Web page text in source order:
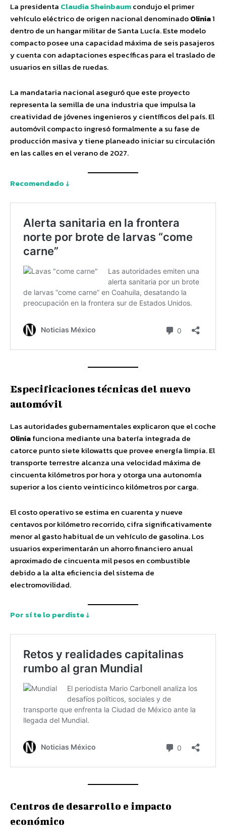
La presidenta Claudia Sheinbaumcondujo el primer
vehículo eléctrico de origen nacional denominadoOlinia1
dentro de un hangar militar de Santa Lucía. Este modelo
compacto posee una capacidad máxima de seis pasajeros
y cuenta con adaptaciones específicas para el traslado de
usuarios en sillas de ruedas.
La mandataria nacional aseguró que este proyecto
representa la semilla de una industria que impulsa la
creatividad de jóvenes ingenieros y científicos del país. El
automóvil compacto ingresó formalmente a su fase de
producción masiva y tiene planeado iniciar su circulación
en las calles en el verano de 2027.
Recomendado ↓
Especificaciones técnicas del nuevo
automóvil
Las autoridades gubernamentales explicaron que el coche
Oliniafunciona mediante una batería integrada de
catorce punto siete kilowatts que provee energía limpia. El
transporte terrestre alcanza una velocidad máxima de
cincuenta kilómetros por hora y otorga una autonomía
superior a los ciento veinticinco kilómetros por carga.
El costo operativo se estima en cuarenta y nueve
centavos por kilómetro recorrido, cifra significativamente
menor al gasto habitual de un vehículo de gasolina. Los
usuarios experimentarán un ahorro financiero anual
aproximado de cincuenta mil pesos en combustible
debido a la alta eficiencia del sistema de
electromovilidad.
Por sí te lo perdiste ↓
Centros de desarrollo e impacto
económico